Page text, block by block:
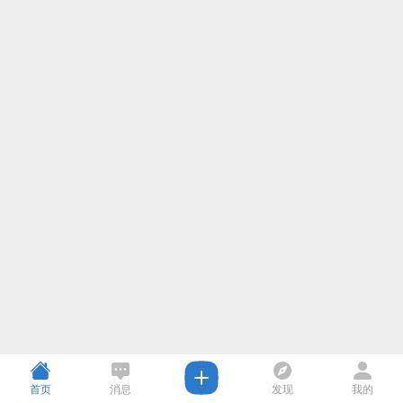
首页 消息 发现 我的